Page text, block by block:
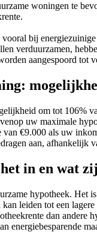
woningen te
bij
verduurzamen,
aangespoord tot
om tot 106%
uw maximale
€9.000 als uw
aan, afhankelijk
in en wat
hypotheek.
leiden tot een
dan
energiebesparende